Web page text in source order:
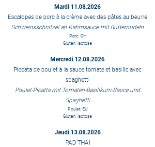
Mardi 11.08.2026
Escalopes de porc à la crème avec des pâtes au beurre
Schweinsschnitzel an Rahmsauce mit Butternudeln
Porc: CH
Gluten, lactose
Mercredi 12.08.2026
Piccata de poulet à la sauce tomate et basilic avec
spaghetti
Poulet-Picatta mit Tomaten-Basilikum-Sauce und
Spaghetti
Poulet: EU
Gluten, lactose
Jeudi 13.08.2026
PAD THAI